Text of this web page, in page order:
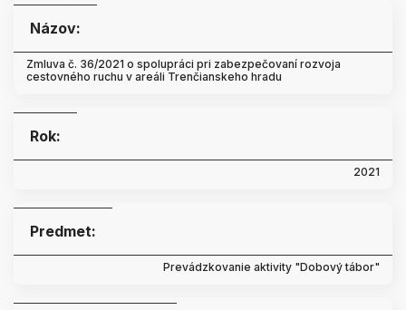
Názov:
Zmluva č. 36/2021 o spolupráci pri zabezpečovaní rozvoja
cestovného ruchu v areáli Trenčianskeho hradu
Rok:
2021
Predmet:
Prevádzkovanie aktivity "Dobový tábor"